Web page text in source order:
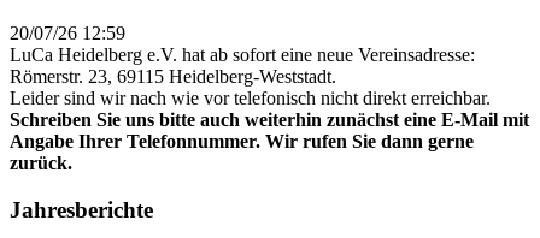
20/07/26 12:59
LuCa Heidelberg e.V. hat ab sofort eine neue Vereinsadresse:
Römerstr. 23, 69115 Heidelberg-Weststadt.
Leider sind wir nach wie vor telefonisch nicht direkt erreichbar.
Schreiben Sie uns bitte auch weiterhin zunächst eine E-Mail mit
Angabe Ihrer Telefonnummer. Wir rufen Sie dann gerne
zurück.
Jahresberichte